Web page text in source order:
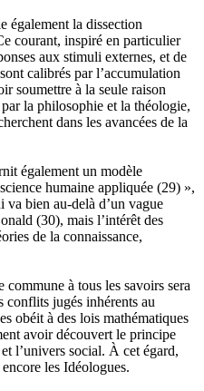
également la dissection
courant, inspiré en particulier
aux stimuli externes, et de
calibrés par l’accumulation
soumettre à la seule raison
la philosophie et la théologie,
dans les avancées de la
également un modèle
humaine appliquée (29) »,
va bien au-delà d’un vague
(30), mais l’intérêt des
de la connaissance,
à tous les savoirs sera
conflits jugés inhérents au
obéit à des lois mathématiques
avoir découvert le principe
l’univers social. À cet égard,
les Idéologues.